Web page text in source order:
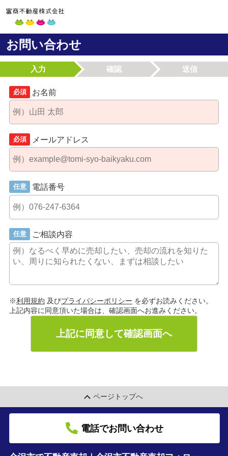
お問い合わせ
入力 確認 送信
必須 お名前
必須 メールアドレス
任意 電話番号
任意 ご相談内容
※利用規約 及びプライバシーポリシー を必ずお読みください。
上記内容に同意頂いた場合は、確認画面へお進みください。
上記に同意して確認画面へ
ページトップへ
電話でお問い合わせ